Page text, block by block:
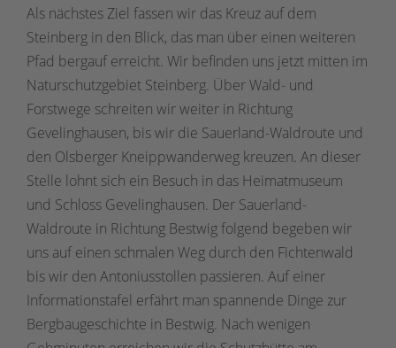
Als nächstes Ziel fassen wir das Kreuz auf dem
Steinberg in den Blick, das man über einen weiteren
Pfad bergauf erreicht. Wir befinden uns jetzt mitten im
Naturschutzgebiet Steinberg. Über Wald- und
Forstwege schreiten wir weiter in Richtung
Gevelinghausen, bis wir die Sauerland-Waldroute und
den Olsberger Kneippwanderweg kreuzen. An dieser
Stelle lohnt sich ein Besuch in das Heimatmuseum
und Schloss Gevelinghausen. Der Sauerland-
Waldroute in Richtung Bestwig folgend begeben wir
uns auf einen schmalen Weg durch den Fichtenwald
bis wir den Antoniusstollen passieren. Auf einer
Informationstafel erfährt man spannende Dinge zur
Bergbaugeschichte in Bestwig. Nach wenigen